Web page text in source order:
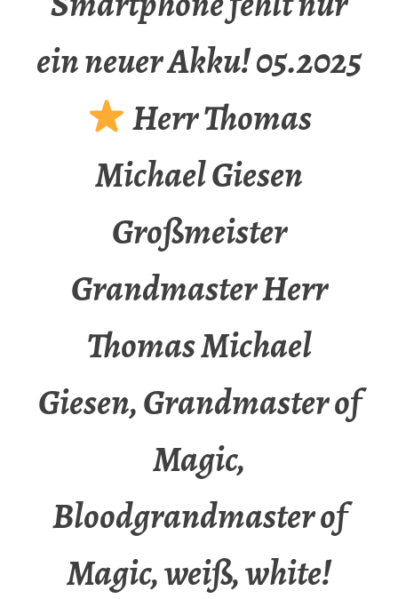
ein neuer Akku! 05.2025
Herr Thomas
Michael Giesen
Großmeister
Grandmaster Herr
Thomas Michael
Giesen, Grandmaster of
Magic,
Bloodgrandmaster of
Magic, weiß, white!